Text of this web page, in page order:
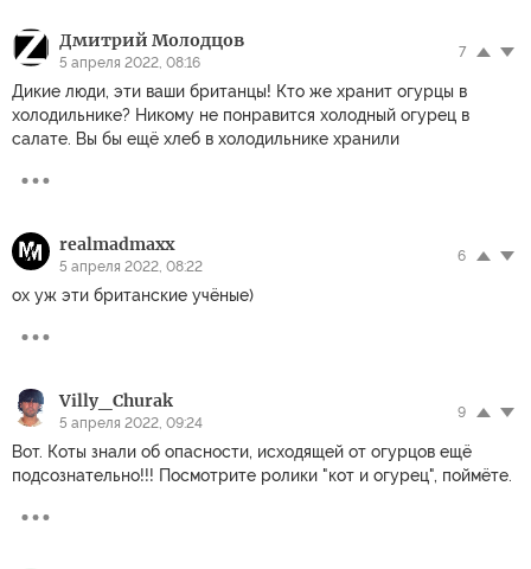
Дмитрий Молодцов
5 апреля 2022, 08:16
7
Дикие люди, эти ваши британцы! Кто же хранит огурцы в
холодильнике? Никому не понравится холодный огурец в
салате. Вы бы ещё хлеб в холодильнике хранили
realmadmaxx
5 апреля 2022, 08:22
6
ох уж эти британские учёные)
Villy_Churak
5 апреля 2022, 09:24
9
Вот. Коты знали об опасности, исходящей от огурцов ещё
подсознательно!!! Посмотрите ролики "кот и огурец", поймёте.